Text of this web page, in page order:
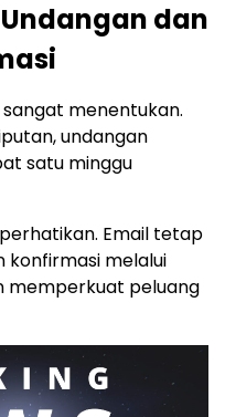
dan
menentukan.
undangan
satu minggu
Email tetap
konfirmasi melalui
memperkuat peluang